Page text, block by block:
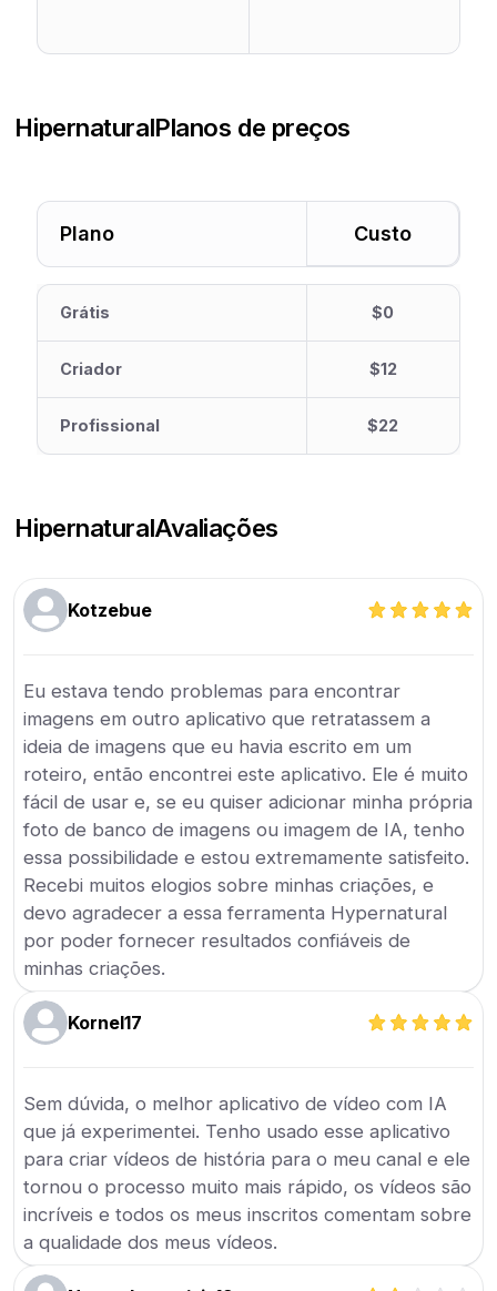
HipernaturalPlanos de preços
Plano Custo
Grátis $0
Criador $12
Profissional $22
HipernaturalAvaliações
Kotzebue
Eu estava tendo problemas para encontrar
imagens em outro aplicativo que retratassem a
ideia de imagens que eu havia escrito em um
roteiro, então encontrei este aplicativo. Ele é muito
fácil de usar e, se eu quiser adicionar minha própria
foto de banco de imagens ou imagem de IA, tenho
essa possibilidade e estou extremamente satisfeito.
Recebi muitos elogios sobre minhas criações, e
devo agradecer a essa ferramenta Hypernatural
por poder fornecer resultados confiáveis de
minhas criações.
Kornel17
Sem dúvida, o melhor aplicativo de vídeo com IA
que já experimentei. Tenho usado esse aplicativo
para criar vídeos de história para o meu canal e ele
tornou o processo muito mais rápido, os vídeos são
incríveis e todos os meus inscritos comentam sobre
a qualidade dos meus vídeos.